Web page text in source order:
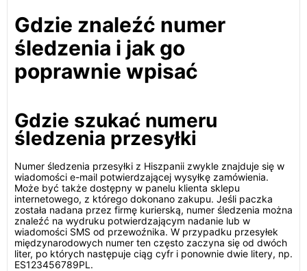
Gdzie znaleźć numer
śledzenia i jak go
poprawnie wpisać
Gdzie szukać numeru
śledzenia przesyłki
Numer śledzenia przesyłki z Hiszpanii zwykle znajduje się w
wiadomości e-mail potwierdzającej wysyłkę zamówienia.
Może być także dostępny w panelu klienta sklepu
internetowego, z którego dokonano zakupu. Jeśli paczka
została nadana przez firmę kurierską, numer śledzenia można
znaleźć na wydruku potwierdzającym nadanie lub w
wiadomości SMS od przewoźnika. W przypadku przesyłek
międzynarodowych numer ten często zaczyna się od dwóch
liter, po których następuje ciąg cyfr i ponownie dwie litery, np.
ES123456789PL.